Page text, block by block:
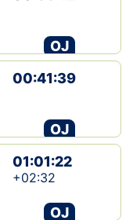
OJ
00:41:39
OJ
01:01:22
+02:32
OJ